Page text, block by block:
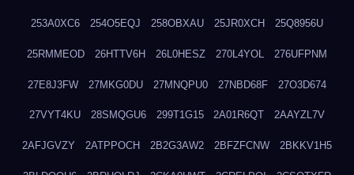
253A0XC6 254O5EQJ 258OBXAU 25JR0XCH 25Q8956U
25RMMEOD 26HTTV6H 26L0HESZ 270L4YOL 276UFPNM
27E8J3FW 27MKG0DU 27MNQPU0 27NBD68F 27O3D674
27VYT4KU 28SMQGU6 299T1G15 2A01R6QT 2AAYZL7V
2AFJGVZY 2ATPPOCH 2B2G3AW2 2BFZFCNW 2BKKV1H5